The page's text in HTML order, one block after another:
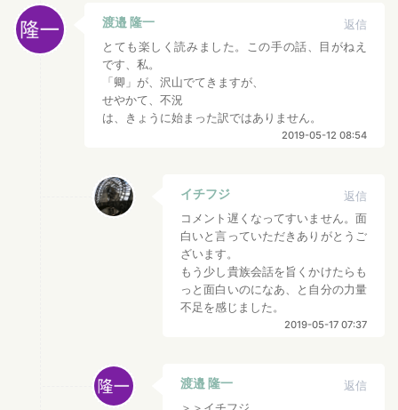
渡邉 隆一
返信
とても楽しく読みました。この手の話、目がねえ
です、私。
「卿」が、沢山でてきますが、
せやかて、不況
は、きょうに始まった訳ではありません。
2019-05-12 08:54
イチフジ
返信
コメント遅くなってすいません。面
白いと言っていただきありがとうご
ざいます。
もう少し貴族会話を旨くかけたらも
っと面白いのになあ、と自分の力量
不足を感じました。
2019-05-17 07:37
渡邉 隆一
返信